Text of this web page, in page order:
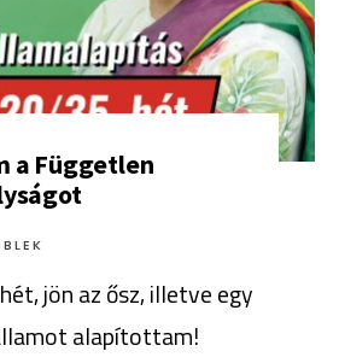
a Független
jön az ősz, illetve egy
alapítottam!